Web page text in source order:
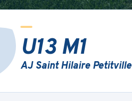
U13 M1
AJ Saint Hilaire Petitville